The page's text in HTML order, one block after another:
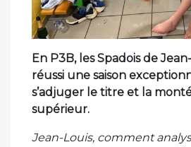
En P3B, les Spadois de
réussi une saison
s’adjuger le titre et la
supérieur.
Jean-Louis, comment